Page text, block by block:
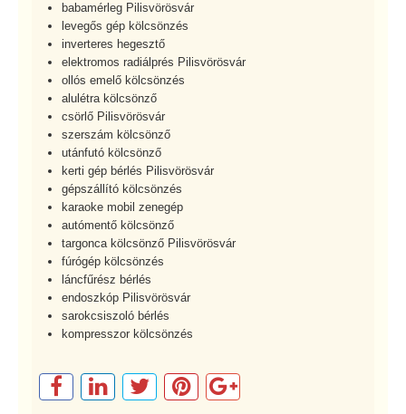
babamérleg Pilisvörösvár
levegős gép kölcsönzés
inverteres hegesztő
elektromos radiálprés Pilisvörösvár
ollós emelő kölcsönzés
alulétra kölcsönző
csörlő Pilisvörösvár
szerszám kölcsönző
utánfutó kölcsönző
kerti gép bérlés Pilisvörösvár
gépszállító kölcsönzés
karaoke mobil zenegép
autómentő kölcsönző
targonca kölcsönző Pilisvörösvár
fúrógép kölcsönzés
láncfűrész bérlés
endoszkóp Pilisvörösvár
sarokcsiszoló bérlés
kompresszor kölcsönzés